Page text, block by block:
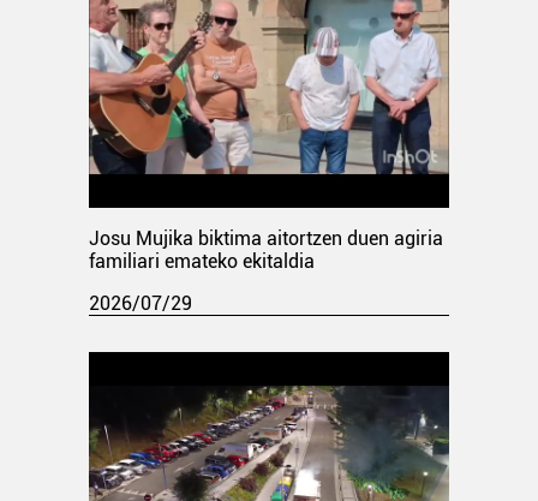
Josu Mujika biktima aitortzen duen agiria
familiari emateko ekitaldia
2026/07/29